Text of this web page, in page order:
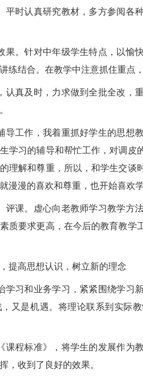
平时认真研究教材，多方参阅各
果。针对中年级学生特点，以愉
练结合。在教学中注意抓住重点，
认真及时，力求做到全批全改，
导工作，我着重抓好学生的思想
学习的辅导和帮忙工作，对调皮
理解和尊重，所以，和学生交谈
漫漫的喜欢和尊重，也开始喜欢学
评课。虚心向老教师学习教学方
质要求更高，在今后的教育教学
提高思想认识，树立新的理念
学习和业务学习，紧紧围绕学习
又是机遇。将理论联系到实际
课程标准》，将学生的发展作为
，收到了良好的效果。